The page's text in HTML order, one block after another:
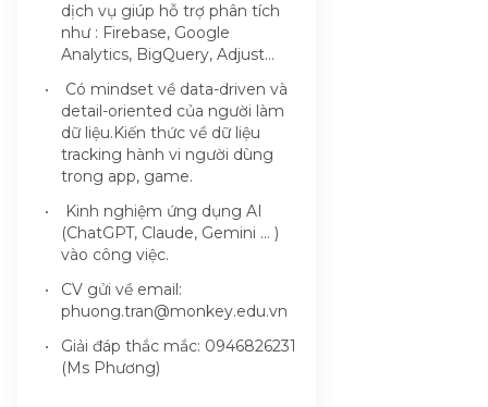
dịch vụ giúp hỗ trợ phân tích
như : Firebase, Google
Analytics, BigQuery, Adjust...
Có mindset về data-driven và
detail-oriented của người làm
dữ liệu.Kiến thức về dữ liệu
tracking hành vi người dùng
trong app, game.
Kinh nghiệm ứng dụng AI
(ChatGPT, Claude, Gemini … )
vào công việc.
CV gửi về email:
phuong.tran@monkey.edu.vn
Giải đáp thắc mắc: 0946826231
(Ms Phương)